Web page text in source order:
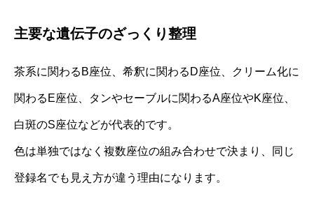
主要な遺伝子のざっくり整理
茶系に関わるB座位、希釈に関わるD座位、クリーム化に
関わるE座位、タンやセーブルに関わるA座位やK座位、
白斑のS座位などが代表的です。
色は単独ではなく複数座位の組み合わせで決まり、同じ
登録名でも見え方が違う理由になります。